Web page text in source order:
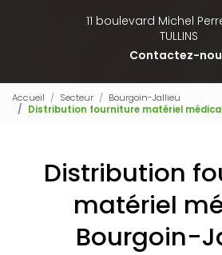
11 boulevard Michel
TULLINS
Contactez-
Accueil Secteur
Bourgoin-Jallieu
Distribution fourniture matériel
Distribution
matériel
Bourgoin-